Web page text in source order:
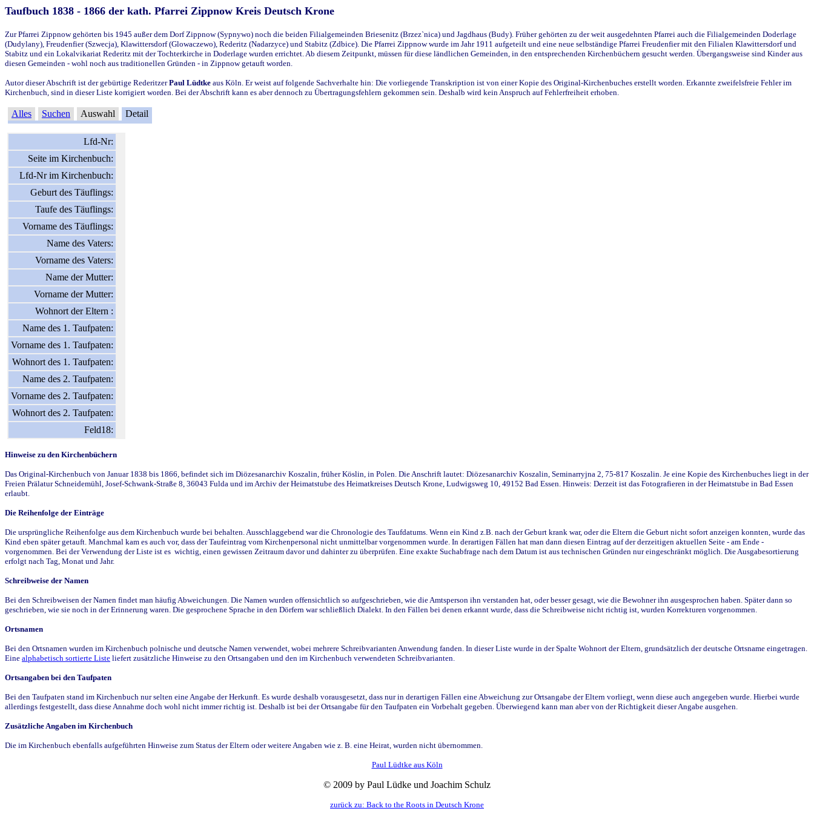
Taufbuch 1838 - 1866 der kath. Pfarrei Zippnow Kreis Deutsch Krone
Zur Pfarrei Zippnow gehörten bis 1945 außer dem Dorf Zippnow (Sypnywo) noch die beiden Filialgemeinden Briesenitz (Brzez`nica) und Jagdhaus (Budy). Früher gehörten zu der weit ausgedehnten Pfarrei auch die Filialgemeinden Doderlage
(Dudylany), Freudenfier (Szwecja), Klawittersdorf (Glowaczewo), Rederitz (Nadarzyce) und Stabitz (Zdbice). Die Pfarrei Zippnow wurde im Jahr 1911 aufgeteilt und eine neue selbständige Pfarrei Freudenfier mit den Filialen Klawittersdorf und
Stabitz und ein Lokalvikariat Rederitz mit der Tochterkirche in Doderlage wurden errichtet. Ab diesem Zeitpunkt, müssen für diese ländlichen Gemeinden, in den entsprechenden Kirchenbüchern gesucht werden. Übergangsweise sind Kinder aus
diesen Gemeinden - wohl noch aus traditionellen Gründen - in Zippnow getauft worden.
Autor dieser Abschrift ist der gebürtige RederitzerPaul Lüdtke aus Köln. Er weist auf folgende Sachverhalte hin: Die vorliegende Transkription ist von einer Kopie des Original-Kirchenbuches erstellt worden. Erkannte zweifelsfreie Fehler im
Kirchenbuch, sind in dieser Liste korrigiert worden. Bei der Abschrift kann es aber dennoch zu Übertragungsfehlern gekommen sein. Deshalb wird kein Anspruch auf Fehlerfreiheit erhoben.
Alles Suchen Auswahl Detail
Lfd-Nr:
Seite im Kirchenbuch:
Lfd-Nr im Kirchenbuch:
Geburt des Täuflings:
Taufe des Täuflings:
Vorname des Täuflings:
Name des Vaters:
Vorname des Vaters:
Name der Mutter:
Vorname der Mutter:
Wohnort der Eltern :
Name des 1. Taufpaten:
Vorname des 1. Taufpaten:
Wohnort des 1. Taufpaten:
Name des 2. Taufpaten:
Vorname des 2. Taufpaten:
Wohnort des 2. Taufpaten:
Feld18:
Hinweise zu den Kirchenbüchern
Das Original-Kirchenbuch von Januar 1838 bis 1866, befindet sich im Diözesanarchiv Koszalin, früher Köslin, in Polen. Die Anschrift lautet: Diözesanarchiv Koszalin, Seminarryjna 2, 75-817 Koszalin. Je eine Kopie des Kirchenbuches liegt in der
Freien Prälatur Schneidemühl, Josef-Schwank-Straße 8, 36043 Fulda und im Archiv der Heimatstube des Heimatkreises Deutsch Krone, Ludwigsweg 10, 49152 Bad Essen. Hinweis: Derzeit ist das Fotografieren in der Heimatstube in Bad Essen
erlaubt.
Die Reihenfolge der Einträge
Die ursprüngliche Reihenfolge aus dem Kirchenbuch wurde bei behalten. Ausschlaggebend war die Chronologie des Taufdatums. Wenn ein Kind z.B. nach der Geburt krank war, oder die Eltern die Geburt nicht sofort anzeigen konnten, wurde das
Kind eben später getauft. Manchmal kam es auch vor, dass der Taufeintrag vom Kirchenpersonal nicht unmittelbar vorgenommen wurde. In derartigen Fällen hat man dann diesen Eintrag auf der derzeitigen aktuellen Seite - am Ende -
vorgenommen. Bei der Verwendung der Liste ist es wichtig, einen gewissen Zeitraum davor und dahinter zu überprüfen. Eine exakte Suchabfrage nach dem Datum ist aus technischen Gründen nur eingeschränkt möglich. Die Ausgabesortierung
erfolgt nach Tag, Monat und Jahr.
Schreibweise der Namen
Bei den Schreibweisen der Namen findet man häufig Abweichungen. Die Namen wurden offensichtlich so aufgeschrieben, wie die Amtsperson ihn verstanden hat, oder besser gesagt, wie die Bewohner ihn ausgesprochen haben. Später dann so
geschrieben, wie sie noch in der Erinnerung waren. Die gesprochene Sprache in den Dörfern war schließlich Dialekt. In den Fällen bei denen erkannt wurde, dass die Schreibweise nicht richtig ist, wurden Korrekturen vorgenommen.
Ortsnamen
Bei den Ortsnamen wurden im Kirchenbuch polnische und deutsche Namen verwendet, wobei mehrere Schreibvarianten Anwendung fanden. In dieser Liste wurde in der Spalte Wohnort der Eltern, grundsätzlich der deutsche Ortsname eingetragen.
Eine alphabetisch sortierte Liste liefert zusätzliche Hinweise zu den Ortsangaben und den im Kirchenbuch verwendeten Schreibvarianten.
Ortsangaben bei den Taufpaten
Bei den Taufpaten stand im Kirchenbuch nur selten eine Angabe der Herkunft. Es wurde deshalb vorausgesetzt, dass nur in derartigen Fällen eine Abweichung zur Ortsangabe der Eltern vorliegt, wenn diese auch angegeben wurde. Hierbei wurde
allerdings festgestellt, dass diese Annahme doch wohl nicht immer richtig ist. Deshalb ist bei der Ortsangabe für den Taufpaten ein Vorbehalt gegeben. Überwiegend kann man aber von der Richtigkeit dieser Angabe ausgehen.
Zusätzliche Angaben im Kirchenbuch
Die im Kirchenbuch ebenfalls aufgeführten Hinweise zum Status der Eltern oder weitere Angaben wie z. B. eine Heirat, wurden nicht übernommen.
Paul Lüdtke aus Köln
© 2009 by Paul Lüdke und Joachim Schulz
zurück zu: Back to the Roots in Deutsch Krone